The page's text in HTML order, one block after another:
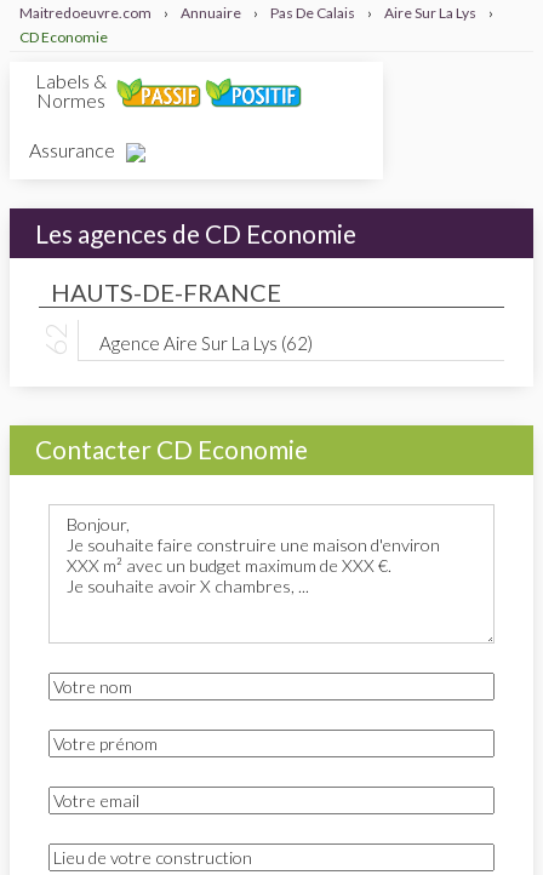
Maitredoeuvre.com › Annuaire › Pas De Calais › Aire Sur La Lys
›
CD Economie
Labels &
Normes
Assurance
Les agences de CD Economie
HAUTS-DE-FRANCE
Agence Aire Sur La Lys (62)
Contacter CD Economie